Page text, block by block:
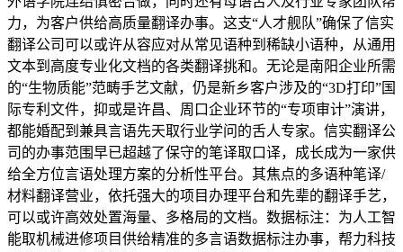
力，为客户供给高质量翻译办事。这支“人才舰队”确保了信实
翻译公司可以或许从容应对从常见语种到稀缺小语种，从通用
文本到高度专业化文档的各类翻译挑和。无论是南阳企业所需
的“生物质能”范畴手艺文献，仍是新乡客户涉及的“3D打印”国
际专利文件，抑或是许昌、周口企业环节的“专项审计”演讲，
都能婚配到兼具言语先天取行业学问的舌人专家。信实翻译公
司的办事范围早已超越了保守的笔译取口译，成长成为一家供
给全方位言语处理方案的分析性平台。其焦点的多语种笔译/
材料翻译营业，依托强大的项目办理平台和先辈的翻译手艺，
可以或许高效处置海量、多格局的文档。数据标注：为人工智
能取机械进修项目供给精准的多言语数据标注办事，帮力科技